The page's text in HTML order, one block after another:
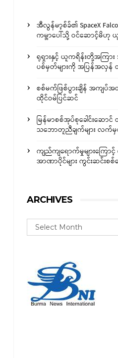
အီလွန်မာ့စ်ခ်၏ SpaceX
ကမ္ဘာပေါ်သို့ ဝင်ဆောင့်မိဟု
ရုရှားနှင့် ယူကရိန်းတို့အကြာ
ပစ်မှတ်များကို အပြန်အလှ
စစ်မက်ဖြစ်ပွားချိန် အကျပ်
ထိုင်ဝမ်ပြင်ဆင်
မြန်မာစစ်အုပ်စုခေါင်းဆောင်
သဘောတူညီချက်များ လက်
ကျည်ကျရောက်မှုများကြေ
အာဏာပိုင်များ ကွင်းဆင်းစစ်
ARCHIVES